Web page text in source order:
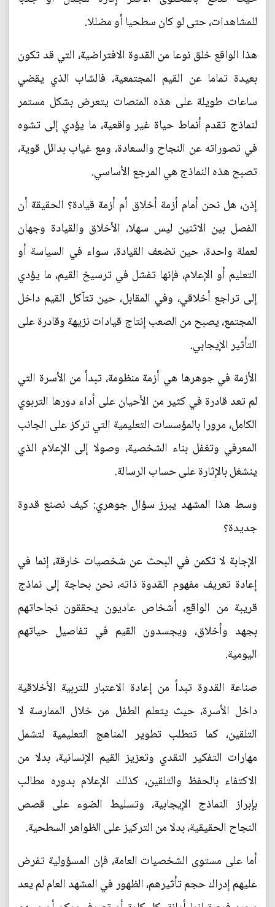
للمشاهدات، حتى لو كان سطحيا أو مضللا.
هذا الواقع خلق نوعا من القدوة الافتراضية، التي قد تكون
بعيدة تماما عن القيم المجتمعية، فالشاب الذي يقضي
ساعات طويلة على هذه المنصات يتعرض بشكل مستمر
لنماذج تقدم أنماط حياة غير واقعية، ما يؤدي إلى تشوه
في تصوراته عن النجاح والسعادة، ومع غياب بدائل قوية،
تصبح هذه النماذج هي المرجع الأساسي.
إذن، هل نحن أمام أزمة أخلاق أم أزمة قيادة؟ الحقيقة أن
الفصل بين الاثنين ليس سهلا، الأخلاق والقيادة وجهان
لعملة واحدة، حين تضعف القيادة، سواء في السياسة أو
التعليم أو الإعلام، فإنها تفشل في ترسيخ القيم، ما يؤدي
إلى تراجع أخلاقي، وفي المقابل، حين تتآكل القيم داخل
المجتمع، يصبح من الصعب إنتاج قيادات نزيهة وقادرة على
التأثير الإيجابي.
الأزمة في جوهرها هي أزمة منظومة، تبدأ من الأسرة التي
لم تعد قادرة في كثير من الأحيان على أداء دورها التربوي
الكامل، مرورا بالمؤسسات التعليمية التي تركز على الجانب
المعرفي وتغفل بناء الشخصية، وصولا إلى الإعلام الذي
ينشغل بالإثارة على حساب الرسالة.
وسط هذا المشهد يبرز سؤال جوهري: كيف نصنع قدوة
جديدة؟
الإجابة لا تكمن في البحث عن شخصيات خارقة، إنما في
إعادة تعريف مفهوم القدوة ذاته، نحن بحاجة إلى نماذج
قريبة من الواقع، أشخاص عاديون يحققون نجاحاتهم
بجهد وأخلاق، ويجسدون القيم في تفاصيل حياتهم
اليومية.
صناعة القدوة تبدأ من إعادة الاعتبار للتربية الأخلاقية
داخل الأسرة، حيث يتعلم الطفل من خلال الممارسة لا
التلقين، كما تتطلب تطوير المناهج التعليمية لتشمل
مهارات التفكير النقدي وتعزيز القيم الإنسانية، بدلا من
الاكتفاء بالحفظ والتلقين، كذلك الإعلام بدوره مطالب
بإبراز النماذج الإيجابية، وتسليط الضوء على قصص
النجاح الحقيقية، بدلا من التركيز على الظواهر السطحية.
أما على مستوى الشخصيات العامة، فإن المسؤولية تفرض
عليهم إدراك حجم تأثيرهم، الظهور في المشهد العام لم يعد